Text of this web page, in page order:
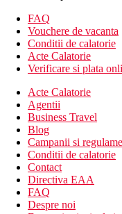
Plaja cu nisip
Internet
Contra cost:
Activitati sportive
biliard, sporturi
Mese
Demipensiune
Bufet
Categoria oficiala
3 stele
Nota
In Grecia,
FAQ
Vouchere de vacanta
Conditii de calatorie
Acte Calatorie
Verificare si plata
Acte Calatorie
Agentii
Business Travel
Blog
Campanii si
Conditii de calatorie
Contact
Directiva EAA
FAQ
Despre noi